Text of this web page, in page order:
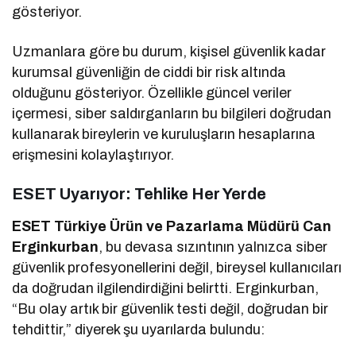
gösteriyor.
Uzmanlara göre bu durum, kişisel güvenlik kadar
kurumsal güvenliğin de ciddi bir risk altında
olduğunu gösteriyor. Özellikle güncel veriler
içermesi, siber saldırganların bu bilgileri doğrudan
kullanarak bireylerin ve kuruluşların hesaplarına
erişmesini kolaylaştırıyor.
ESET Uyarıyor: Tehlike Her Yerde
ESET Türkiye Ürün ve Pazarlama Müdürü Can
Erginkurban, bu devasa sızıntının yalnızca siber
güvenlik profesyonellerini değil, bireysel kullanıcıları
da doğrudan ilgilendirdiğini belirtti. Erginkurban,
“Bu olay artık bir güvenlik testi değil, doğrudan bir
tehdittir,” diyerek şu uyarılarda bulundu: